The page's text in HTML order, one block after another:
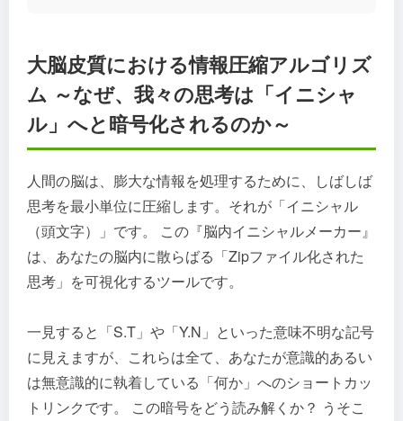
大脳皮質における情報圧縮アルゴリズ
ム ～なぜ、我々の思考は「イニシャ
ル」へと暗号化されるのか～
人間の脳は、膨大な情報を処理するために、しばしば
思考を最小単位に圧縮します。それが「イニシャル
（頭文字）」です。 この『脳内イニシャルメーカー』
は、あなたの脳内に散らばる「Zipファイル化された
思考」を可視化するツールです。
一見すると「S.T」や「Y.N」といった意味不明な記号
に見えますが、これらは全て、あなたが意識的あるい
は無意識的に執着している「何か」へのショートカッ
トリンクです。 この暗号をどう読み解くか？ うそこ